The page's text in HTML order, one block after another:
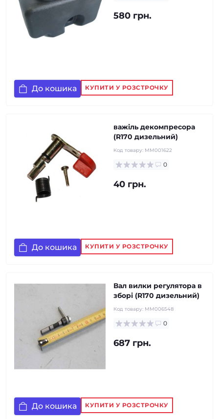
580 грн.
До кошика КУПИТИ У РОЗСТРОЧКУ
важіль декомпресора
(R170 дизельний)
Код товару: MM001622
0
40 грн.
До кошика КУПИТИ У РОЗСТРОЧКУ
Вал вилки регулятора в
зборі (R170 дизельний)
Код товару: MM006548
0
687 грн.
До кошика КУПИТИ У РОЗСТРОЧКУ